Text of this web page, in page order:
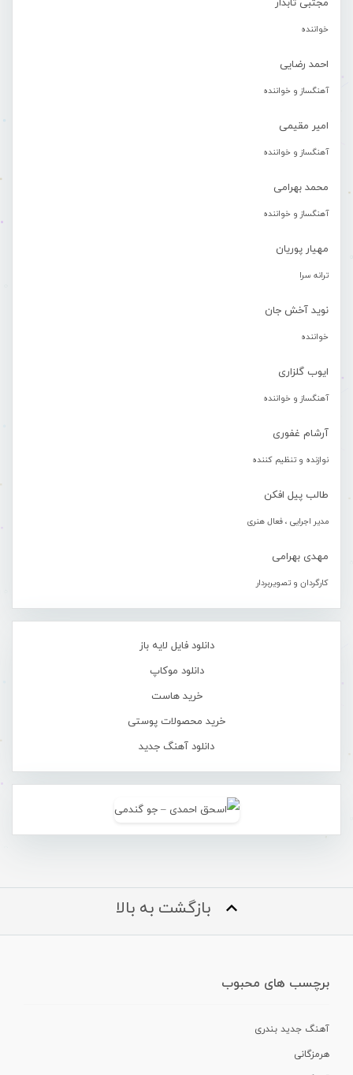
مجتبی تابدار
خواننده
احمد رضایی
آهنگساز و خواننده
امیر مقیمی
آهنگساز و خواننده
محمد بهرامی
آهنگساز و خواننده
مهیار پوریان
ترانه سرا
نوید آخش جان
خواننده
ایوب گلزاری
آهنگساز و خواننده
آرشام غفوری
نوازنده و تنظیم کننده
طالب پیل افکن
مدیر اجرایی ، فعال هنری
مهدی بهرامی
کارگردان و تصویربردار
دانلود فایل لایه باز
دانلود موکاپ
خرید هاست
خرید محصولات پوستی
دانلود آهنگ جدید
بازگشت به بالا
برچسب های محبوب
آهنگ جدید بندری
هرمزگانی